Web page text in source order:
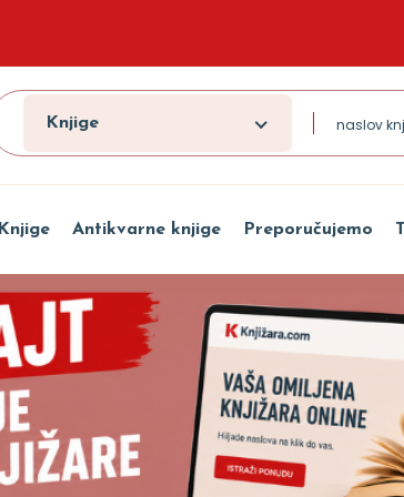
Knjige
Knjige Antikvarne knjige Preporučujemo